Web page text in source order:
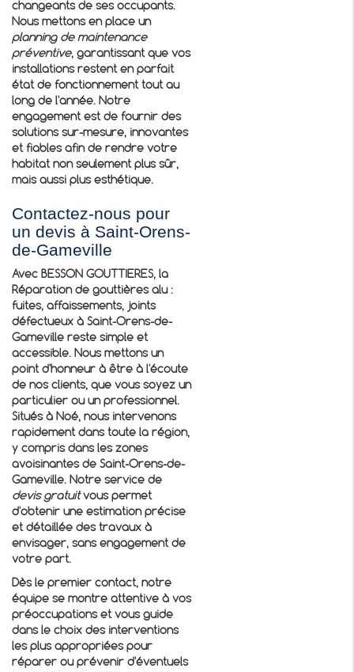
changeants de ses occupants.
Nous mettons en place un
planning de maintenance
préventive, garantissant que vos
installations restent en parfait
état de fonctionnement tout au
long de l'année. Notre
engagement est de fournir des
solutions sur-mesure, innovantes
et fiables afin de rendre votre
habitat non seulement plus sûr,
mais aussi plus esthétique.
Contactez-nous pour
un devis à Saint-Orens-
de-Gameville
Avec BESSON GOUTTIERES, la
Réparation de gouttières alu :
fuites, affaissements, joints
défectueux à Saint-Orens-de-
Gameville reste simple et
accessible. Nous mettons un
point d'honneur à être à l'écoute
de nos clients, que vous soyez un
particulier ou un professionnel.
Situés à Noé, nous intervenons
rapidement dans toute la région,
y compris dans les zones
avoisinantes de Saint-Orens-de-
Gameville. Notre service de
devis gratuitvous permet
d'obtenir une estimation précise
et détaillée des travaux à
envisager, sans engagement de
votre part.
Dès le premier contact, notre
équipe se montre attentive à vos
préoccupations et vous guide
dans le choix des interventions
les plus appropriées pour
réparer ou prévenir d'éventuels